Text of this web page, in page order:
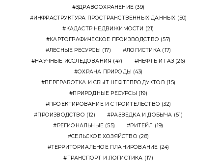
ЗДРАВООХРАНЕНИЕ (39)
ИНФРАСТРУКТУРА ПРОСТРАНСТВЕННЫХ ДАННЫХ (50)
КАДАСТР НЕДВИЖИМОСТИ (21)
КАРТОГРАФИЧЕСКОЕ ПРОИЗВОДСТВО (57)
ЛЕСНЫЕ РЕСУРСЫ (17) ЛОГИСТИКА (17)
НАУЧНЫЕ ИССЛЕДОВАНИЯ (47) НЕФТЬ И ГАЗ(26)
ОХРАНА ПРИРОДЫ (43)
ПЕРЕРАБОТКА И СБЫТ НЕФТЕПРОДУКТОВ (15)
ПРИРОДНЫЕ РЕСУРСЫ (19)
ПРОЕКТИРОВАНИЕ И СТРОИТЕЛЬСТВО (32)
ПРОИЗВОДСТВО (12) РАЗВЕДКА И ДОБЫЧА (51)
РЕГИОНАЛЬНЫЕ (55) РИТЕЙЛ (19)
СЕЛЬСКОЕ ХОЗЯЙСТВО (28)
ТЕРРИТОРИАЛЬНОЕ ПЛАНИРОВАНИЕ (24)
ТРАНСПОРТ И ЛОГИСТИКА (17)